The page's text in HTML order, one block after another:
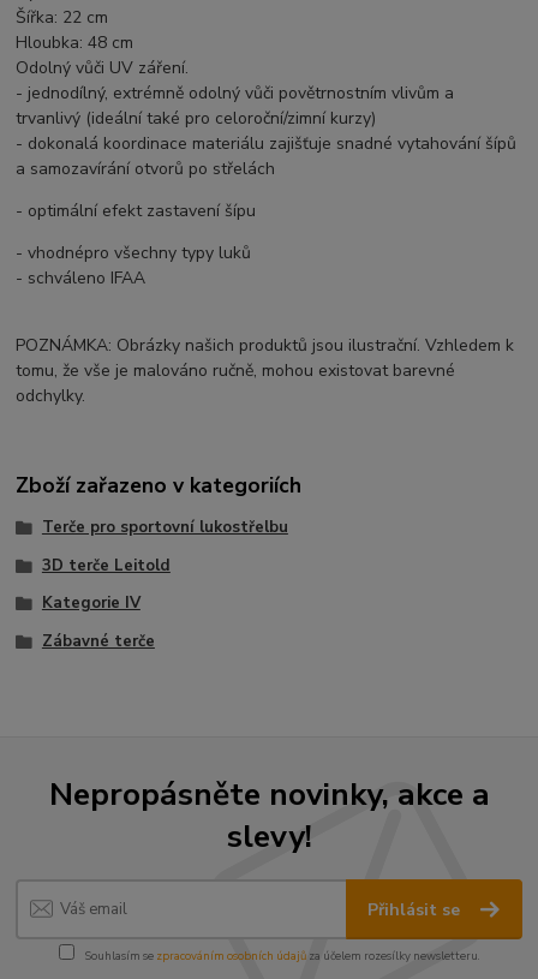
Šířka: 22 cm
Hloubka: 48 cm
Odolný vůči UV záření.
- jednodílný, extrémně odolný vůči povětrnostním vlivům a
trvanlivý (ideální také pro celoroční/zimní kurzy)
- dokonalá koordinace materiálu zajišťuje snadné vytahování šípů
a samozavírání otvorů po střelách
- optimální efekt zastavení šípu
- vhodnépro všechny typy luků
- schváleno IFAA
POZNÁMKA: Obrázky našich produktů jsou ilustrační. Vzhledem k
tomu, že vše je malováno ručně, mohou existovat barevné
odchylky.
Zboží zařazeno v kategoriích
Terče pro sportovní lukostřelbu
3D terče Leitold
Kategorie IV
Zábavné terče
Nepropásněte novinky, akce a
slevy!
Přihlásit se
Souhlasím se zpracováním osobních údajůza účelem rozesílky newsletteru.